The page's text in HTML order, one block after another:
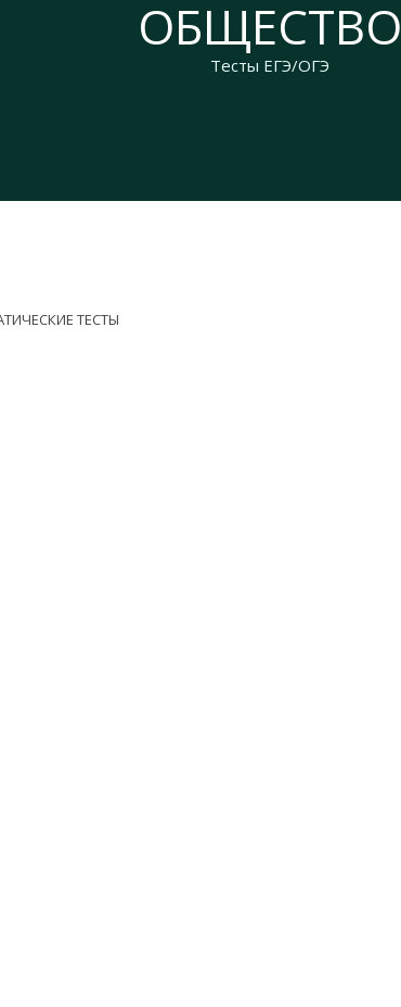
ОБЩЕСТВО
Тесты ЕГЭ/ОГЭ